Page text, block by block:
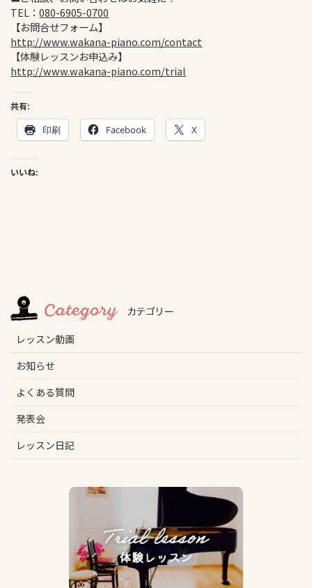
TEL：080-6905-0700
【お問合せフォーム】
http://www.wakana-piano.com/contact
【体験レッスンお申込み】
http://www.wakana-piano.com/trial
共有:
印刷 Facebook X
いいね:
レッスン動画
お知らせ
よくある質問
発表会
レッスン日記